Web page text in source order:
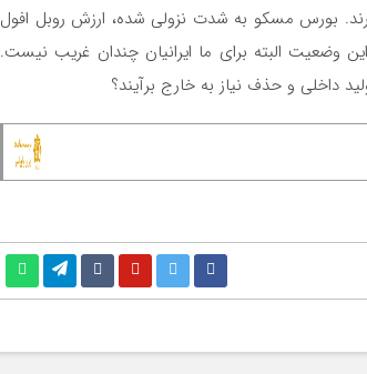
بورس مسکو به شدت نزولی شده، ارزش روبل افول
وضعیت البته برای ما ایرانیان چندان غریب نیست.
داخلی و حذف نیاز به خارج برآیند؟